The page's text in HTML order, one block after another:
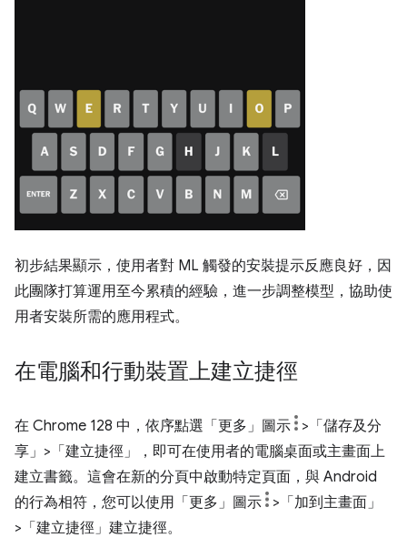
初步結果顯示，使用者對 ML 觸發的安裝提示反應良好，因
此團隊打算運用至今累積的經驗，進一步調整模型，協助使
用者安裝所需的應用程式。
在電腦和行動裝置上建立捷徑
在 Chrome 128 中，依序點選「更多」圖示
>「儲存及分
享」 >「建立捷徑」
，即可在使用者的電腦桌面或主畫面上
建立書籤。這會在新的分頁中啟動特定頁面，與 Android
的行為相符，您可以使用「更多」圖示
>「加到主畫面」
>「建立捷徑」 建立捷徑。